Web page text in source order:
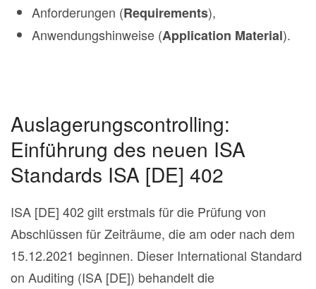
Anforderungen (Requirements),
Anwendungshinweise (Application Material).
Auslagerungscontrolling:
Einführung des neuen ISA
Standards ISA [DE] 402
ISA [DE] 402 gilt erstmals für die Prüfung von
Abschlüssen für Zeiträume, die am oder nach dem
15.12.2021 beginnen. Dieser International Standard
on Auditing (ISA [DE]) behandelt die